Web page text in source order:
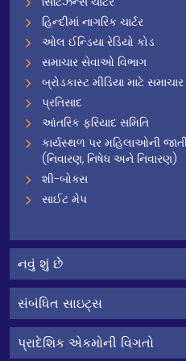
હિન્દીમાં નાગરિક ચાર્ટર
ઓલ ઈન્ડિયા રેડિયો કોડ
સમાચાર સેવાઓ વિભાગ
બ્રોડકાસ્ટ મીડિયા માટે સમાચાર
પ્રતિસાદ
આંતરિક ફરિયાદ સમિતિ
કાર્યસ્થળ પર મહિલાઓની
(નિવારણ, નિષેધ અને નિવારણ)
શી-બોક્સ
સાઈટ મેપ
નવું શું છે
સંબંધિત સાઇટ્સ
પ્રાદેશિક એકમોની વિગતો